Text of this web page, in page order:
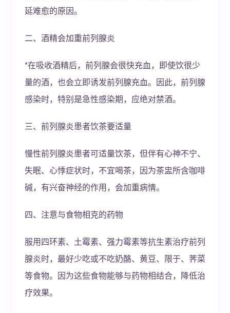
延难愈的原因。
二、酒精会加重前列腺炎
*在吸收酒精后，前列腺会很快充血，即使饮很少
量的酒，也会立即诱发前列腺充血。因此，前列腺
感染时，特别是急性感染期，应绝对禁酒。
三、前列腺炎患者饮茶要适量
慢性前列腺炎患者可适量饮茶，但伴有心神不宁、
失眠、心悸症状时，不宜喝茶，因为茶盅所含咖啡
碱，有兴奋神经的作用，会加重病情。
四、注意与食物相克的药物
服用四环素、土霉素、强力霉素等抗生素治疗前列
腺炎时，最好少吃或不吃奶酪、黄豆、限于、荠菜
等食物。因为这些食物能够与药物相结合，降低治
疗效果。